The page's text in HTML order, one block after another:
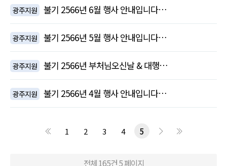
광주지원 불기 2566년 6월 행사 안내입니다…
광주지원 불기 2566년 5월 행사 안내입니다…
광주지원 불기 2566년 부처님오신날 & 대행…
광주지원 불기 2566년 4월 행사 안내입니다…
1 2 3 4 5
전체 165건5 페이지